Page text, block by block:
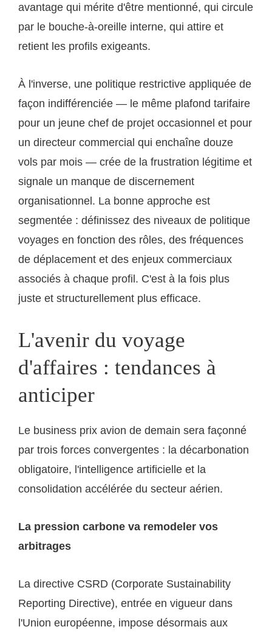
avantage qui mérite d'être mentionné, qui circule
par le bouche-à-oreille interne, qui attire et
retient les profils exigeants.
À l'inverse, une politique restrictive appliquée de
façon indifférenciée — le même plafond tarifaire
pour un jeune chef de projet occasionnel et pour
un directeur commercial qui enchaîne douze
vols par mois — crée de la frustration légitime et
signale un manque de discernement
organisationnel. La bonne approche est
segmentée : définissez des niveaux de politique
voyages en fonction des rôles, des fréquences
de déplacement et des enjeux commerciaux
associés à chaque profil. C'est à la fois plus
juste et structurellement plus efficace.
L'avenir du voyage
d'affaires : tendances à
anticiper
Le business prix avion de demain sera façonné
par trois forces convergentes : la décarbonation
obligatoire, l'intelligence artificielle et la
consolidation accélérée du secteur aérien.
La pression carbone va remodeler vos
arbitrages
La directive CSRD (Corporate Sustainability
Reporting Directive), entrée en vigueur dans
l'Union européenne, impose désormais aux